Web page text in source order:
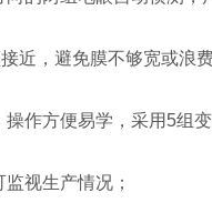
，避免膜不够宽或浪费
方便易学，采用5组变
视生产情况；